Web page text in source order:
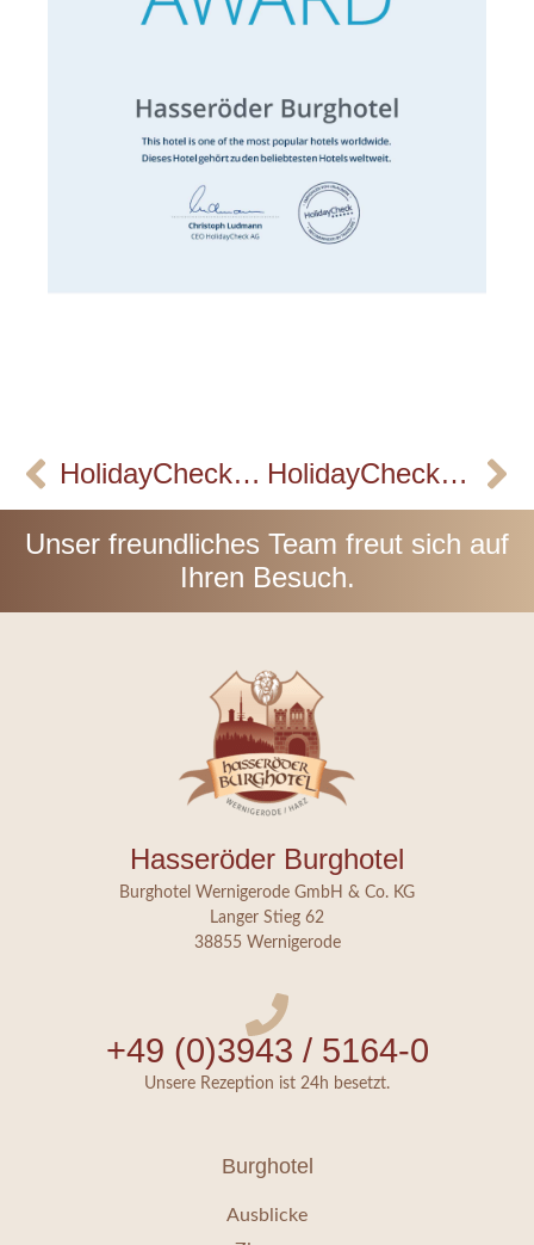
HolidayCheck Auszeichnung April 2023 HolidayCheck 2023 Auszeichnung
Unser freundliches Team freut sich auf
Ihren Besuch.
Hasseröder Burghotel
Burghotel Wernigerode GmbH & Co. KG
Langer Stieg 62
38855 Wernigerode
+49 (0)3943 / 5164-0
Unsere Rezeption ist 24h besetzt.
Burghotel
Ausblicke